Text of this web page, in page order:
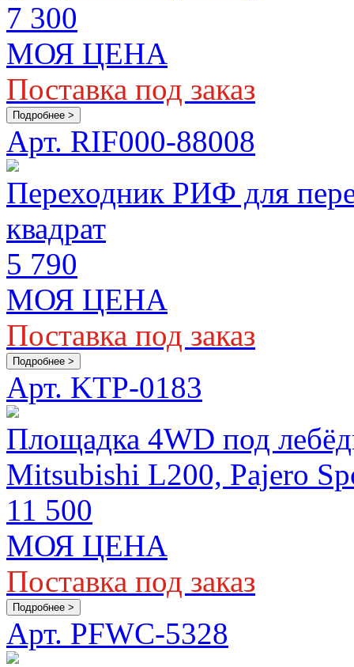
7 300
МОЯ ЦЕНА
Поставка под заказ
Подробнее >
Арт. RIF000-88008
Переходник РИФ для
квадрат
5 790
МОЯ ЦЕНА
Поставка под заказ
Подробнее >
Арт. KTP-0183
Площадка 4WD под
Mitsubishi L200, Pajero
11 500
МОЯ ЦЕНА
Поставка под заказ
Подробнее >
Арт. PFWC-5328